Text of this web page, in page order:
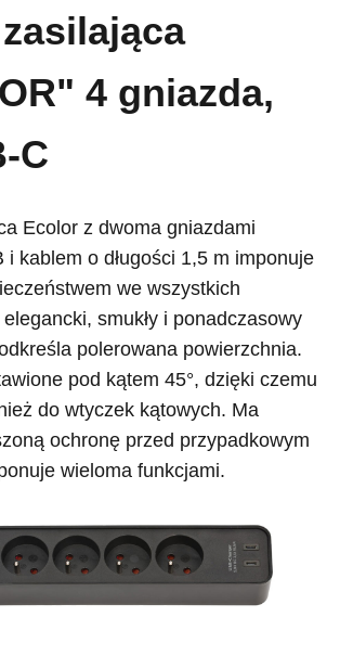
4 gniazda,
C
Ecolor z dwoma gniazdami
i kablem o długości 1,5 m imponuje
we wszystkich
smukły i ponadczasowy
polerowana powierzchnia.
pod kątem 45°, dzięki czemu
do wtyczek kątowych. Ma
ochronę przed przypadkowym
wieloma funkcjami.